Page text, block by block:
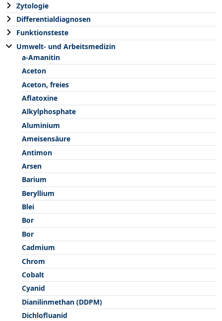
Zytologie
Differentialdiagnosen
Funktionsteste
Umwelt- und Arbeitsmedizin
a-Amanitin
Aceton
Aceton, freies
Aflatoxine
Alkylphosphate
Aluminium
Ameisensäure
Antimon
Arsen
Barium
Beryllium
Blei
Bor
Bor
Cadmium
Chrom
Cobalt
Cyanid
Dianilinmethan (DDPM)
Dichlofluanid